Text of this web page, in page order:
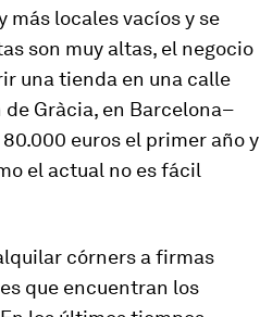
más locales vacíos y se
son muy altas, el negocio
una tienda en una calle
Gràcia, en Barcelona–
euros el primer año y
el actual no es fácil
córners a firmas
que encuentran los